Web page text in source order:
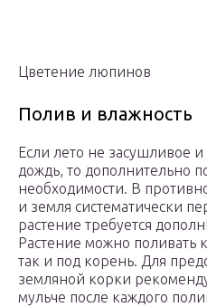
Цветение люпинов
Полив и влажность
Если лето не засушливое
дождь, то дополнительно
необходимости. В
и земля систематически
растение требуется
Растение можно поливать
так и под корень. Для
земляной корки
мульче после каждого